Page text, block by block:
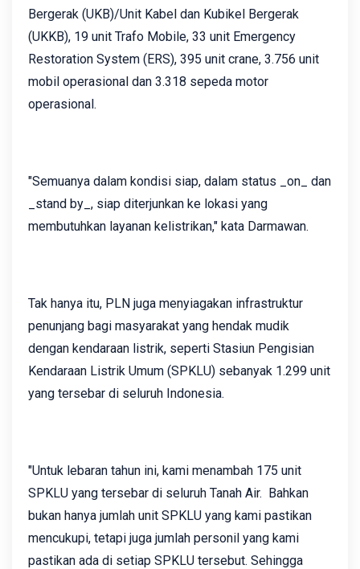
Bergerak (UKB)/Unit Kabel dan Kubikel Bergerak
(UKKB), 19 unit Trafo Mobile, 33 unit Emergency
Restoration System (ERS), 395 unit crane, 3.756 unit
mobil operasional dan 3.318 sepeda motor
operasional.
"Semuanya dalam kondisi siap, dalam status _on_ dan
_stand by_, siap diterjunkan ke lokasi yang
membutuhkan layanan kelistrikan," kata Darmawan.
Tak hanya itu, PLN juga menyiagakan infrastruktur
penunjang bagi masyarakat yang hendak mudik
dengan kendaraan listrik, seperti Stasiun Pengisian
Kendaraan Listrik Umum (SPKLU) sebanyak 1.299 unit
yang tersebar di seluruh Indonesia.
"Untuk lebaran tahun ini, kami menambah 175 unit
SPKLU yang tersebar di seluruh Tanah Air. Bahkan
bukan hanya jumlah unit SPKLU yang kami pastikan
mencukupi, tetapi juga jumlah personil yang kami
pastikan ada di setiap SPKLU tersebut. Sehingga